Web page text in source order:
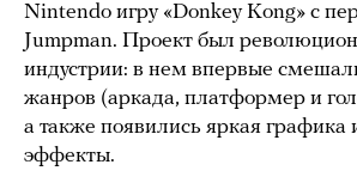
Nintendo игру «Donkey Kong» с
Jumpman. Проект был
индустрии: в нем впервые
жанров (аркада, платформер и
а также появились яркая графика
эффекты.